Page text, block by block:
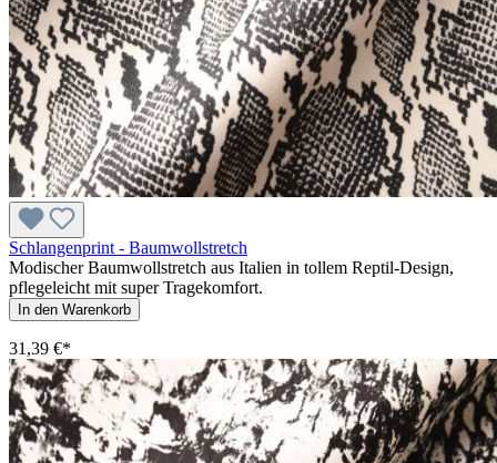
Schlangenprint - Baumwollstretch
Modischer Baumwollstretch aus Italien in tollem Reptil-Design,
pflegeleicht mit super Tragekomfort.
In den Warenkorb
31,39 €*